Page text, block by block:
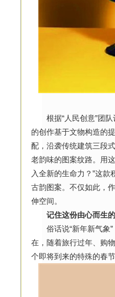
根据“人民创意”团队
的创作基于文物构造的
配，沿袭传统建筑三段
老韵味的图案纹路。用
入全新的生命力？”这
古韵图案。不仅如此，
伸空间。
记住这份由心而生
俗话说“新年新气象”
在，随着旅行过年、购
个即将到来的特殊的春